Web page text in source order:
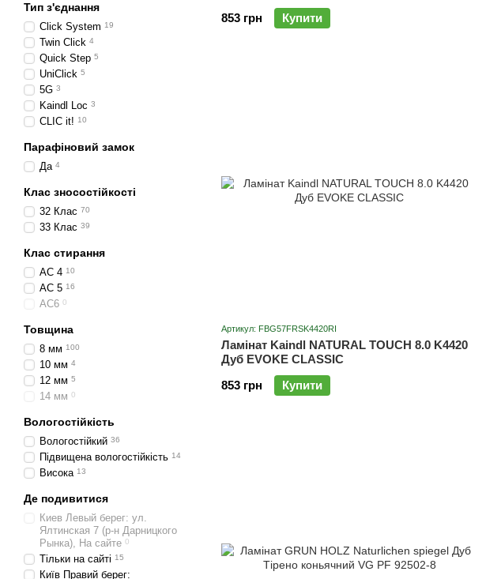
853 грн
Купити
Артикул: FBG57FRSK4420RI
Ламінат Kaindl NATURAL TOUCH 8.0 K4420
Дуб EVOKE CLASSIC
853 грн
Купити
Тип з'єднання
Click System 19
Twin Click 4
Quick Step 5
UniClick 5
5G 3
Kaindl Loc 3
CLIC it! 10
Парафіновий замок
Да 4
Клас зносостійкості
32 Клас 70
33 Клас 39
Клас стирання
AC 4 10
AC 5 16
AC6 0
Товщина
8 мм 100
10 мм 4
12 мм 5
14 мм 0
Вологостійкість
Вологостійкий 36
Підвищена вологостійкість 14
Висока 13
Де подивитися
Киев Левый берег: ул.
Ялтинская 7 (р-н Дарницкого
Рынка), На сайте 0
Тільки на сайті 15
Київ Правий берег: